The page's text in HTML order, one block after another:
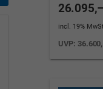
incl. 19%
UVP: